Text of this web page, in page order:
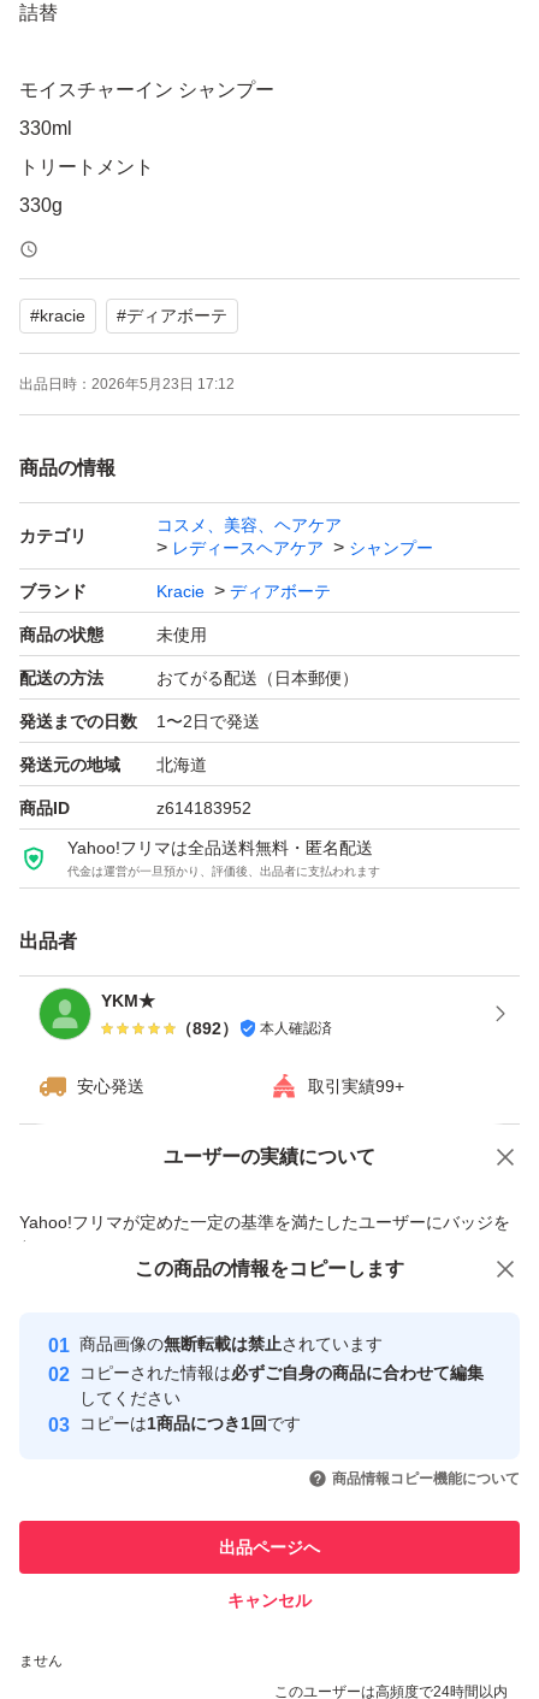
詰替
モイスチャーイン シャンプー
330ml
トリートメント
330g
各1袋
新品未開封
簡易包装でお送りします。
#kracie #ディアボーテ
出品日時： 2026年5月23日 17:12
商品の情報
カテゴリ
コスメ、美容、ヘアケア
レディースヘアケア
シャンプー
ブランド Kracie ディアボーテ
商品の状態 未使用
配送の方法 おてがる配送（日本郵便）
発送までの日数 1〜2日で発送
発送元の地域 北海道
商品ID z614183952
Yahoo!フリマは全品送料無料・匿名配送
代金は運営が一旦預かり、評価後、出品者に支払われます
出品者
YKM★
（892） 本人確認済
安心発送 取引実績99+
ユーザーの実績について
Yahoo!フリマが定めた一定の基準を満たしたユーザーにバッジを
付与しています
安心取引出品者
心・安全なユーザーです
取引実績
引を完了させた実績があります
での取引実績があります
ません
このユーザーは高頻度で24時間以内
価格の相談 商品への質問
この商品の情報をコピーします
商品画像の無断転載は禁止されています
コピーされた情報は必ずご自身の商品に合わせて編集
してください
コピーは1商品につき1回です
商品情報コピー機能について
出品ページへ
キャンセル
この商品をみている人にオススメ